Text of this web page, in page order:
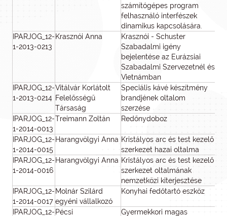
számítógépes program
felhasználó interfészek
dinamikus kapcsolására.
IPARJOG_12-
1-2013-0213
Krasznói Anna
Krasznói - Schuster
Szabadalmi igény
bejelentése az Eurázsiai
Szabadalmi Szervezetnél és
Vietnámban
IPARJOG_12-
1-2013-0214
Vitálvár Korlátolt
Felelősségű
Társaság
Speciális kávé készítmény
brandjének oltalom
szerzése
IPARJOG_12-
1-2014-0013
Treimann Zoltán Redőnydoboz
IPARJOG_12-
1-2014-0015
Harangvölgyi Anna Kristályos arc és test kezelő
szerkezet hazai oltalma
IPARJOG_12-
1-2014-0016
Harangvölgyi Anna Kristályos arc és test kezelő
szerkezet oltalmának
nemzetközi kiterjesztése
IPARJOG_12-
1-2014-0017
Molnár Szilárd
egyéni vállalkozó
Konyhai fedőtartó eszköz
IPARJOG_12- Pécsi Gyermekkori magas